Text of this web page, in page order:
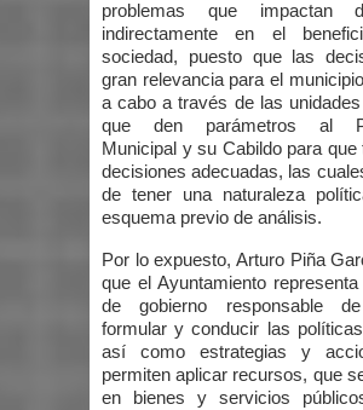
problemas que impactan
indirectamente en el
sociedad, puesto que las
gran relevancia para el
a cabo a través de las
que den parámetros al
Municipal y su Cabildo para que
decisiones adecuadas, las
de tener una naturaleza
esquema previo de análisis.
Por lo expuesto, Arturo Piña
que el Ayuntamiento
de gobierno responsable
formular y conducir las
así como estrategias y
permiten aplicar recursos, que
en bienes y servicios